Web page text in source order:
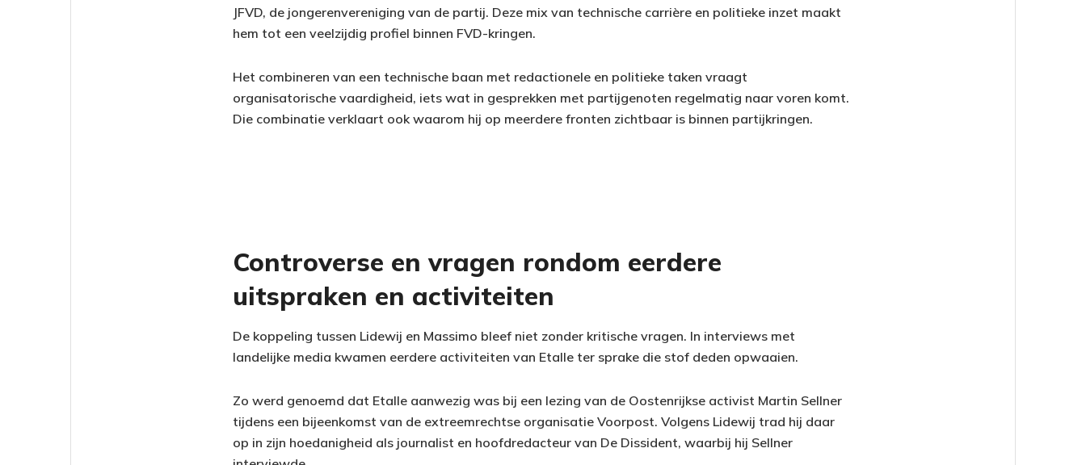
JFVD, de jongerenvereniging van de partij. Deze mix van technische carrière en politieke inzet maakt
hem tot een veelzijdig profiel binnen FVD-kringen.
Het combineren van een technische baan met redactionele en politieke taken vraagt
organisatorische vaardigheid, iets wat in gesprekken met partijgenoten regelmatig naar voren komt.
Die combinatie verklaart ook waarom hij op meerdere fronten zichtbaar is binnen partijkringen.
Controverse en vragen rondom eerdere
uitspraken en activiteiten
De koppeling tussen Lidewij en Massimo bleef niet zonder kritische vragen. In interviews met
landelijke media kwamen eerdere activiteiten van Etalle ter sprake die stof deden opwaaien.
Zo werd genoemd dat Etalle aanwezig was bij een lezing van de Oostenrijkse activist Martin Sellner
tijdens een bijeenkomst van de extreemrechtse organisatie Voorpost. Volgens Lidewij trad hij daar
op in zijn hoedanigheid als journalist en hoofdredacteur van De Dissident, waarbij hij Sellner